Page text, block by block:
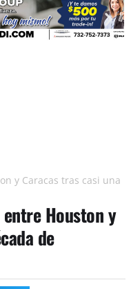
y Caracas tras casi una
Houston y
de